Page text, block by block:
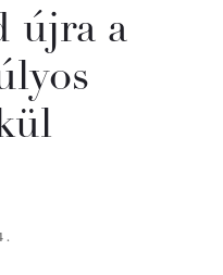
újra a